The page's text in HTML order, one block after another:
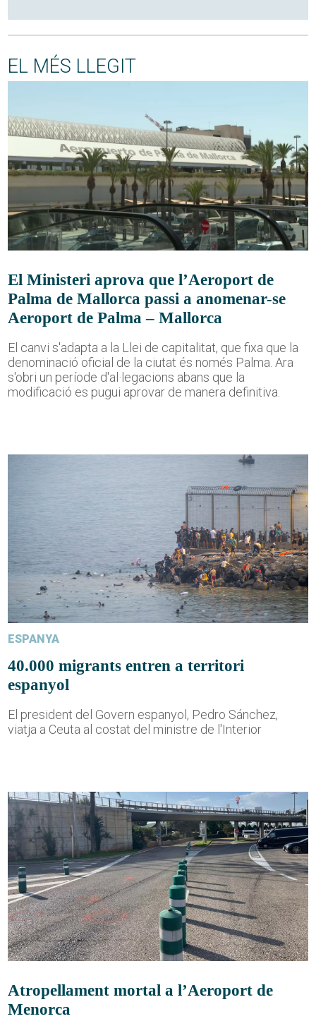
EL MÉS LLEGIT
El Ministeri aprova que l’Aeroport de
Palma de Mallorca passi a anomenar-se
Aeroport de Palma – Mallorca
El canvi s'adapta a la Llei de capitalitat, que fixa que la
denominació oficial de la ciutat és només Palma. Ara
s'obri un període d'al·legacions abans que la
modificació es pugui aprovar de manera definitiva.
ESPANYA
40.000 migrants entren a territori
espanyol
El president del Govern espanyol, Pedro Sánchez,
viatja a Ceuta al costat del ministre de l'Interior
Atropellament mortal a l’Aeroport de
Menorca